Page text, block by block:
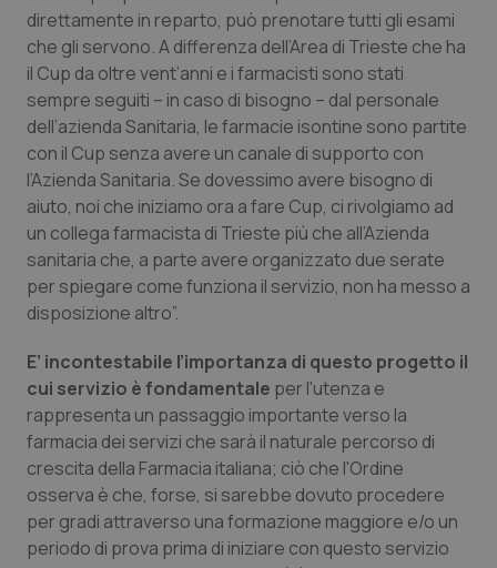
Umbria
Valle D’Aosta
Veneto
Oftalmologia
Oncodermatologia
Oncoematologia
Oncologia & Nutrizione
Psoriasi & pelle
Quotidiano Cardiologia
Quotidiano Chirurgia
Quotidiano Oncologia
Quotidiano Pediatria
Rene & patologie urogenitali
direttamente in reparto, può prenotare tutti gli esami
che gli servono. A differenza dell’Area di Trieste che ha
il Cup da oltre vent’anni e i farmacisti sono stati
sempre seguiti – in caso di bisogno – dal personale
dell’azienda Sanitaria, le farmacie isontine sono partite
con il Cup senza avere un canale di supporto con
l’Azienda Sanitaria. Se dovessimo avere bisogno di
aiuto, noi che iniziamo ora a fare Cup, ci rivolgiamo ad
un collega farmacista di Trieste più che all’Azienda
sanitaria che, a parte avere organizzato due serate
per spiegare come funziona il servizio, non ha messo a
disposizione altro”.
E’ incontestabile l’importanza di questo progetto il
cui servizio è fondamentale per l'utenza e
rappresenta un passaggio importante verso la
farmacia dei servizi che sarà il naturale percorso di
crescita della Farmacia italiana; ciò che l'Ordine
osserva è che, forse, si sarebbe dovuto procedere
per gradi attraverso una formazione maggiore e/o un
periodo di prova prima di iniziare con questo servizio